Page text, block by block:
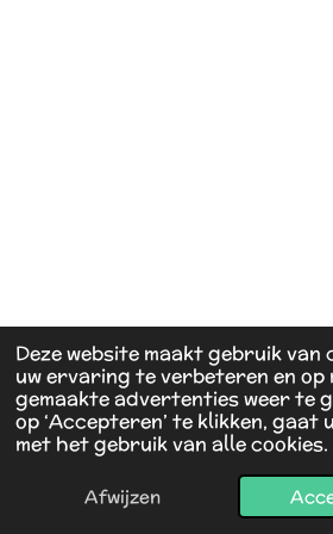
Deze website maakt gebruik van
uw ervaring te verbeteren en op
gemaakte advertenties weer te
op ‘Accepteren’ te klikken, gaat
met het gebruik van alle cookies.
Afwijzen
© 2024 - 2026 vmrenovatie
Powered byJouwWeb
E-mailadres Telefoonnummer Kaart